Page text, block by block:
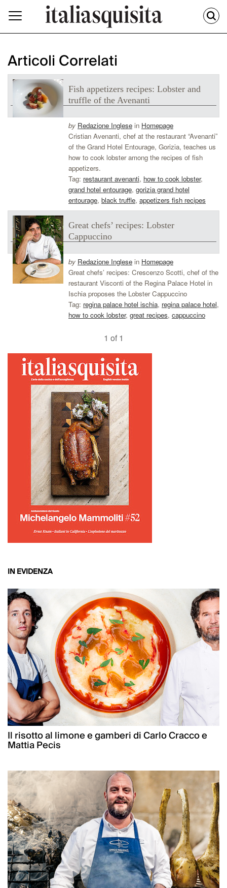
Articoli Correlati
Fish appetizers recipes: Lobster and
truffle of the Avenanti
by Redazione Inglese in Homepage
Cristian Avenanti, chef at the restaurant “Avenanti”
of the Grand Hotel Entourage, Gorizia, teaches us
how to cook lobster among the recipes of fish
appetizers.
Tag: restaurant avenanti, how to cook lobster,
grand hotel entourage, gorizia grand hotel
entourage, black truffle, appetizers fish recipes
Great chefs’ recipes: Lobster
Cappuccino
by Redazione Inglese in Homepage
Great chefs’ recipes: Crescenzo Scotti, chef of the
restaurant Visconti of the Regina Palace Hotel in
Ischia proposes the Lobster Cappuccino
Tag: regina palace hotel ischia, regina palace hotel,
how to cook lobster, great recipes, cappuccino
1 of 1
IN EVIDENZA
Il risotto al limone e gamberi di Carlo Cracco e
Mattia Pecis